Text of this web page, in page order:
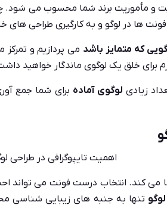
و مأموریت برند شما محسوب می
ها در لوگو و به کارگیری طراحی های
که متمایز باشد می پردازیم و تمرکز
برای خلق یک لوگوی ماندگار خواهید
زیادی لوگوی آماده برای شما جمع
کند. انتخاب درست فونت می تواند
تنها به جنبه های زیبایی شناسی